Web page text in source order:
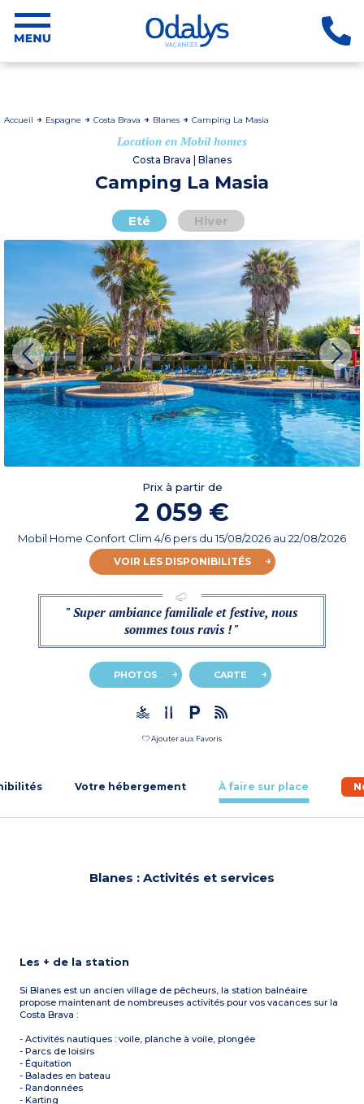
Accueil Espagne Costa Brava Blanes Camping La Masia
Location en Mobil homes
Costa Brava | Blanes
Camping La Masia
Eté Hiver
Prix à partir de
2 059 €
Mobil Home Confort Clim 4/6 pers du15/08/2026 au 22/08/2026
VOIR LES DISPONIBILITÉS
" Super ambiance familiale et festive, nous
sommes tous ravis ! "
PHOTOS CARTE
Ajouter aux Favoris
Votre hébergement À faire sur place
Blanes : Activités et services
Les + de la station
Si Blanes est un ancien village de pêcheurs, la station balnéaire
propose maintenant de nombreuses activités pour vos vacances sur la
Costa Brava :
- Activités nautiques : voile, planche à voile, plongée
- Parcs de loisirs
- Équitation
- Balades en bateau
- Randonnées
- Karting